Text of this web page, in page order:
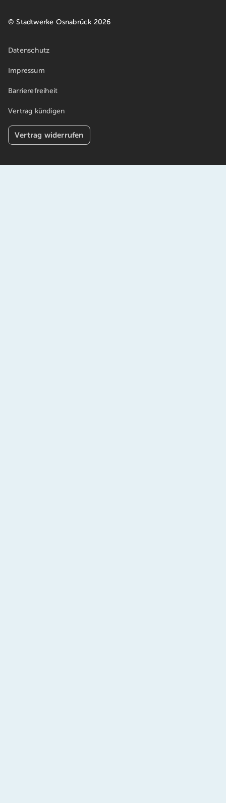
© Stadtwerke Osnabrück 2026
Datenschutz
Impressum
Barrierefreiheit
Vertrag kündigen
Vertrag widerrufen